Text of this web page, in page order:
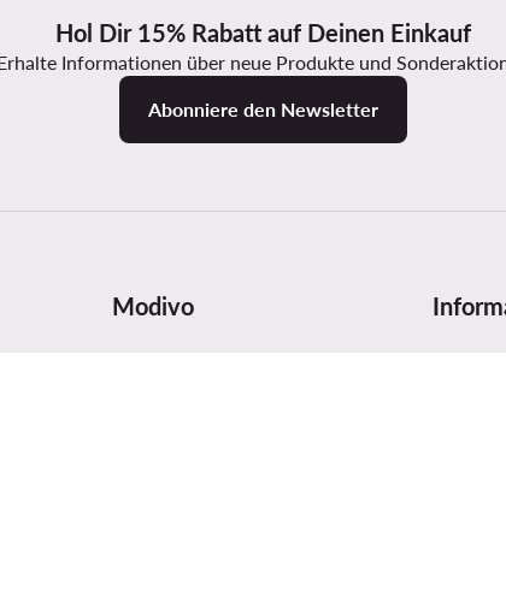
Hol Dir 15% Rabatt auf Deinen Einkauf
Informationen über neue Produkte und
Abonniere den Newsletter
Modivo